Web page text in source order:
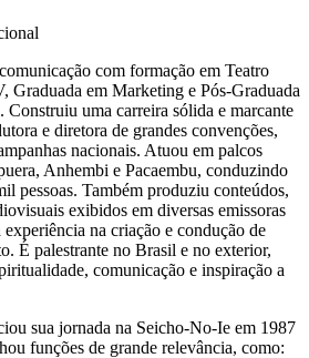
com formação em Teatro
Graduada em Marketing e Pós-Graduada
uma carreira sólida e marcante
e diretora de grandes convenções,
nacionais. Atuou em palcos
Anhembi e Pacaembu, conduzindo
pessoas. Também produziu conteúdos,
exibidos em diversas emissoras
na criação e condução de
É palestrante no Brasil e no exterior,
comunicação e inspiração a
sua jornada na Seicho-No-Ie em 1987
funções de grande relevância, como: